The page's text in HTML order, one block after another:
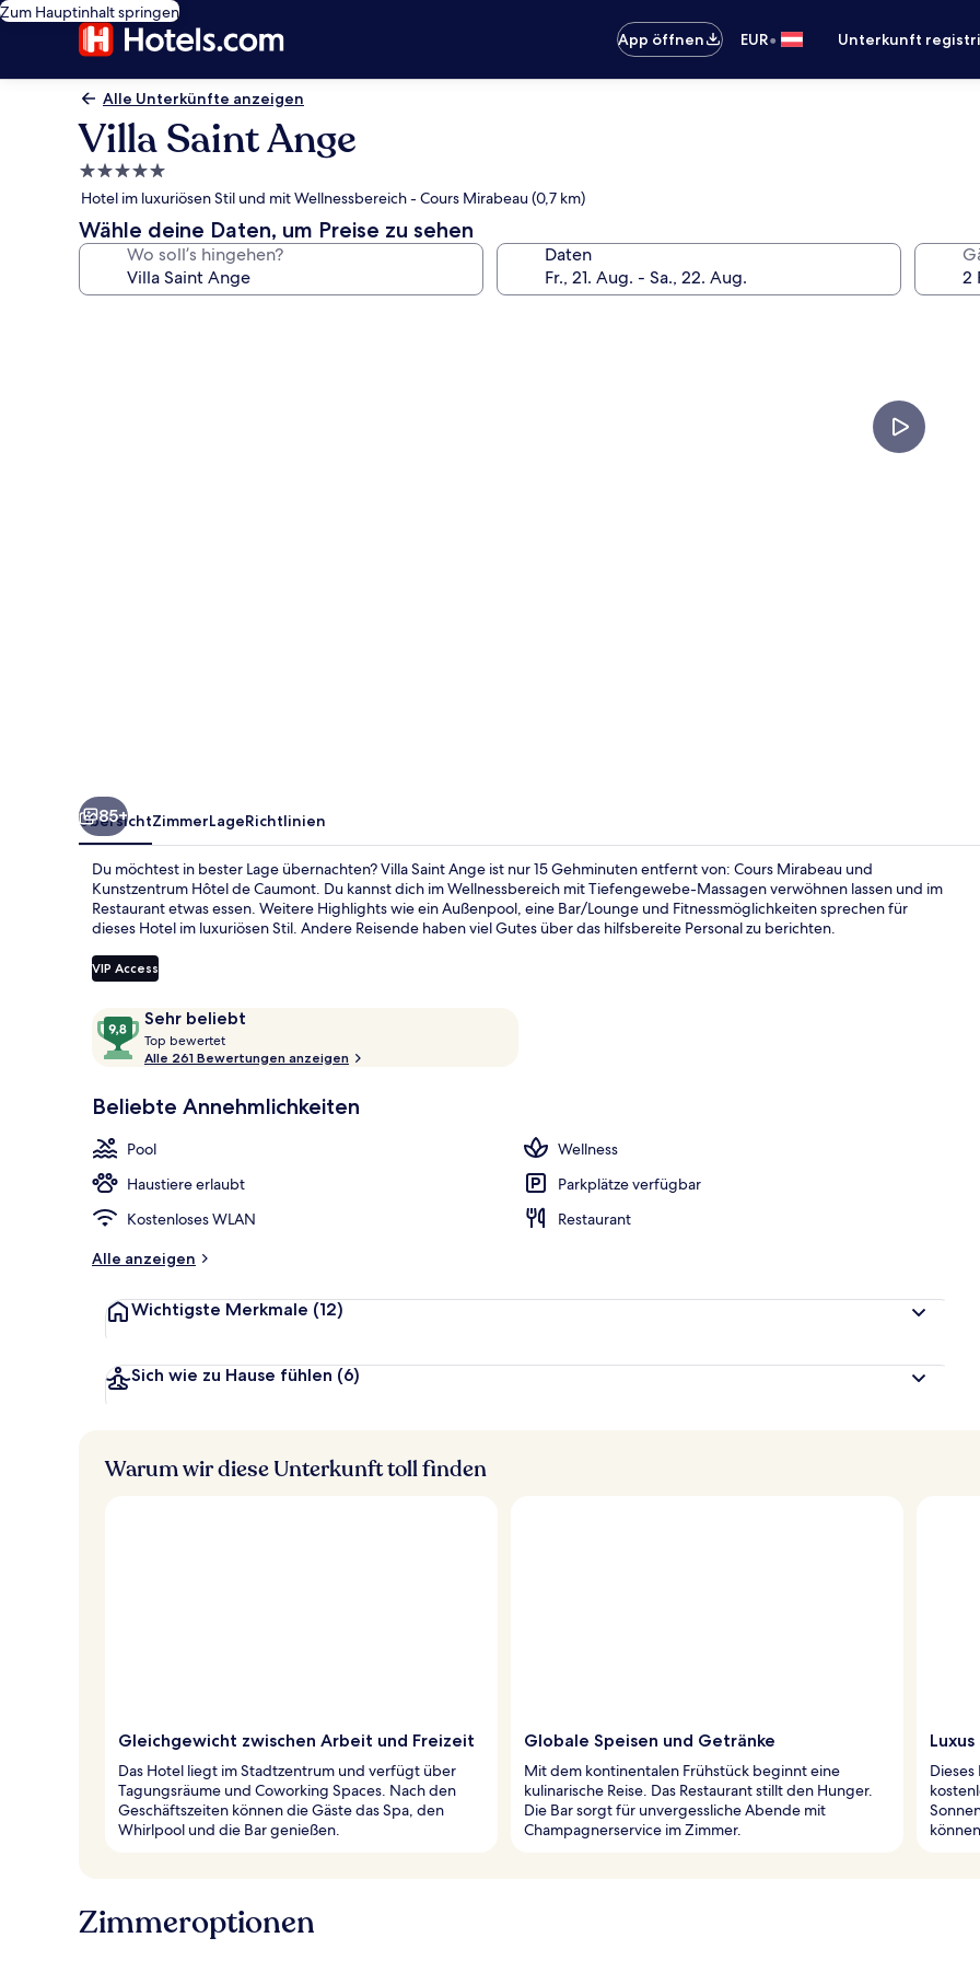
Zum Hauptinhalt springen
App öffnen
EUR• Unterkunft
Alle Unterkünfte anzeigen
Villa Saint Ange
5.0-
Sterne-
Unterkunft
Hotel im luxuriösen Stil und mit Wellnessbereich - Cours Mirabeau (0,7 km)
Wähle deine Daten, um Preise zu sehen
Wo soll’s hingehen? Daten
85+
ÜbersichtZimmerLageRichtlinien
Du möchtest in bester Lage übernachten? Villa Saint Ange ist nur 15 Gehminuten entfernt von: Cours Mirabeau und
Kunstzentrum Hôtel de Caumont. Du kannst dich im Wellnessbereich mit Tiefengewebe-Massagen verwöhnen lassen und im
Restaurant etwas essen. Weitere Highlights wie ein Außenpool, eine Bar/Lounge und Fitnessmöglichkeiten sprechen für
dieses Hotel im luxuriösen Stil. Andere Reisende haben viel Gutes über das hilfsbereite Personal zu berichten.
VIP Access
Bewertungen
Sehr beliebt
9,8
von
10,
beliebt
Top bewertet
o
b
e
r
t
Alle 261 Bewertungen anzeigen
Beliebte Annehmlichkeiten
Pool
Wellness
Haustiere erlaubt
Parkplätze verfügbar
Kostenloses WLAN
Restaurant
Alle anzeigen
Wichtigste Merkmale (12)
Sich wie zu Hause fühlen (6)
Warum wir diese Unterkunft toll finden
Gleichgewicht zwischen Arbeit und Freizeit
Das Hotel liegt im Stadtzentrum und verfügt über
Tagungsräume und Coworking Spaces. Nach den
Geschäftszeiten können die Gäste das Spa, den
Whirlpool und die Bar genießen.
Globale Speisen und Getränke
Mit dem kontinentalen Frühstück beginnt eine
kulinarische Reise. Das Restaurant stillt den Hunger.
Die Bar sorgt für unvergessliche Abende mit
Champagnerservice im Zimmer.
Zimmeroptionen